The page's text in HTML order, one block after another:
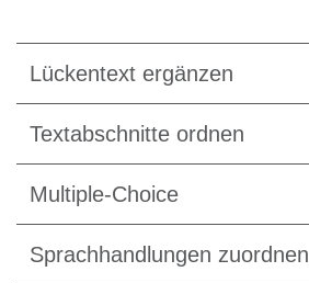
Lückentext ergänzen
Textabschnitte ordnen
Multiple-Choice
Sprachhandlungen zuordnen